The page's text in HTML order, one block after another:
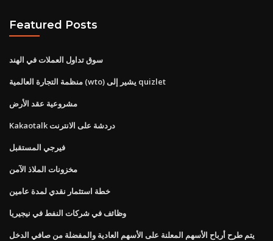
Featured Posts
سوق تداول العملات في الهند
منظمة التجارة العالمية (wto) يشير إلى quizlet
مشروعية عقد الأرض
Kakaotalk دردشة على الانترنت
فيرجي المستقبل
مخزونات الملاذ الآمن
خطة استثمار نقدي لمدة عامين
وظائف في شركات النفط في نيجيريا
يتم طرح أرباح الأسهم المعلنة على الأسهم العادية والمفضلة من صافي الدخل